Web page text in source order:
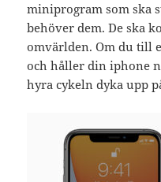
miniprogram som ska
behöver dem. De ska
omvärlden. Om du till
och håller din iphone
hyra cykeln dyka upp